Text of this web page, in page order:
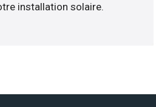
installation solaire.